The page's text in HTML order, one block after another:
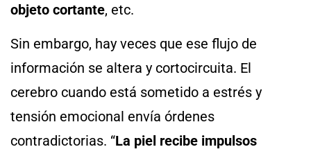
objeto cortante, etc.
Sin embargo, hay veces que ese flujo de
información se altera y cortocircuita. El
cerebro cuando está sometido a estrés y
tensión emocional envía órdenes
contradictorias. “La piel recibe impulsos